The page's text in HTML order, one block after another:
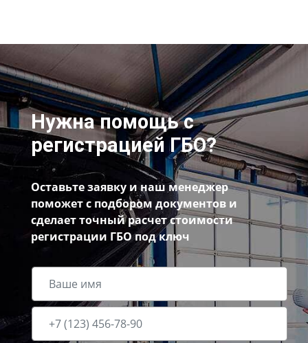
Нужна помощь с
регистрацией ГБО?
Оставьте заявку и наш менеджер
поможет с подбором документов и
сделает точный расчет стоимости
регистрации ГБО под ключ